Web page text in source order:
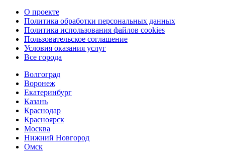
О проекте
Политика обработки персональных данных
Политика использования файлов cookies
Пользовательское соглашение
Условия оказания услуг
Все города
Волгоград
Воронеж
Екатеринбург
Казань
Краснодар
Красноярск
Москва
Нижний Новгород
Омск